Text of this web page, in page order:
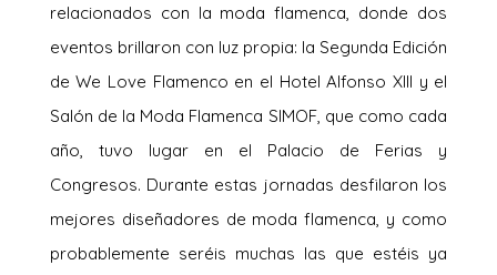
relacionados con la moda flamenca, donde dos
eventos brillaron con luz propia: la Segunda Edición
de We Love Flamenco en el Hotel Alfonso XIII y el
Salón de la Moda Flamenca SIMOF, que como cada
año, tuvo lugar en el Palacio de Ferias y
Congresos. Durante estas jornadas desfilaron los
mejores diseñadores de moda flamenca, y como
probablemente seréis muchas las que estéis ya